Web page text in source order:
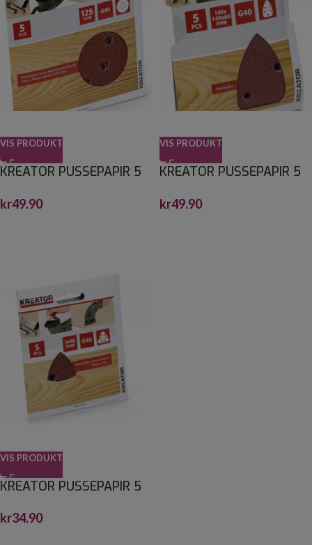
VIS PRODUKT
KREATOR PUSSEPAPIR 5
Ø:125MM
kr49.90
VIS PRODUKT
KREATOR PUSSEPAPIR 5
140 X
kr49.90
VIS PRODUKT
KREATOR PUSSEPAPIR 5
90 X 90
kr34.90